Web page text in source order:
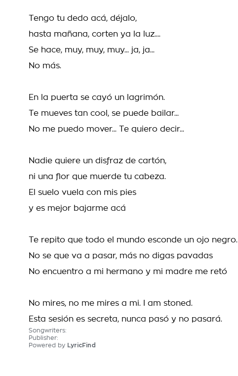
Tengo tu dedo acá, déjalo,
hasta mañana, corten ya la luz....
Se hace, muy, muy, muy... ja, ja...
No más.
En la puerta se cayó un lagrimón.
Te mueves tan cool, se puede bailar...
No me puedo mover... Te quiero decir...
Nadie quiere un disfraz de cartón,
ni una flor que muerde tu cabeza.
El suelo vuela con mis pies
y es mejor bajarme acá
Te repito que todo el mundo esconde un ojo negro.
No se que va a pasar, más no digas pavadas
No encuentro a mi hermano y mi madre me retó
No mires, no me mires a mi. I am stoned.
Esta sesión es secreta, nunca pasó y no pasará.
Songwriters:
Publisher:
Powered by LyricFind